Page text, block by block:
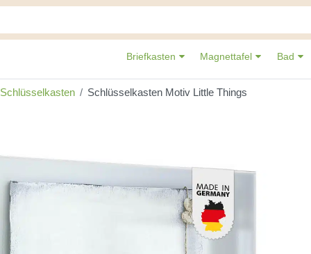
Briefkasten Magnettafel Bad
Schlüsselkasten Schlüsselkasten Motiv Little Things